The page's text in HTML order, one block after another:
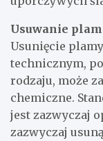
Usuwanie
Usunięcie
technicznym,
rodzaju, może
chemiczne.
jest zazwyczaj
zazwyczaj